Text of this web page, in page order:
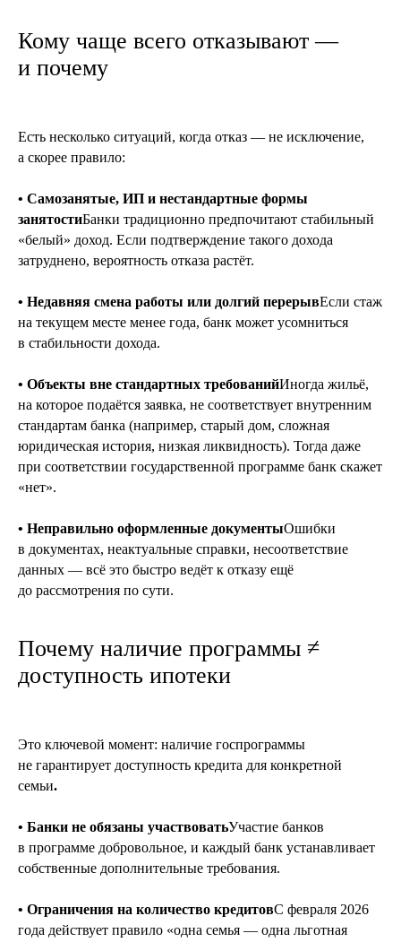
Кому чаще всего отказывают —
и почему
Есть несколько ситуаций, когда отказ — не исключение,
а скорее правило:
• Самозанятые, ИП и нестандартные формы
занятостиБанки традиционно предпочитают стабильный
«белый» доход. Если подтверждение такого дохода
затруднено, вероятность отказа растёт.
• Недавняя смена работы или долгий перерывЕсли стаж
на текущем месте менее года, банк может усомниться
в стабильности дохода.
• Объекты вне стандартных требованийИногда жильё,
на которое подаётся заявка, не соответствует внутренним
стандартам банка (например, старый дом, сложная
юридическая история, низкая ликвидность). Тогда даже
при соответствии государственной программе банк скажет
«нет».
• Неправильно оформленные документыОшибки
в документах, неактуальные справки, несоответствие
данных — всё это быстро ведёт к отказу ещё
до рассмотрения по сути.
Почему наличие программы ≠
доступность ипотеки
Это ключевой момент: наличие госпрограммы
не гарантирует доступность кредита для конкретной
семьи.
• Банки не обязаны участвоватьУчастие банков
в программе добровольное, и каждый банк устанавливает
собственные дополнительные требования.
• Ограничения на количество кредитовС февраля 2026
года действует правило «одна семья — одна льготная